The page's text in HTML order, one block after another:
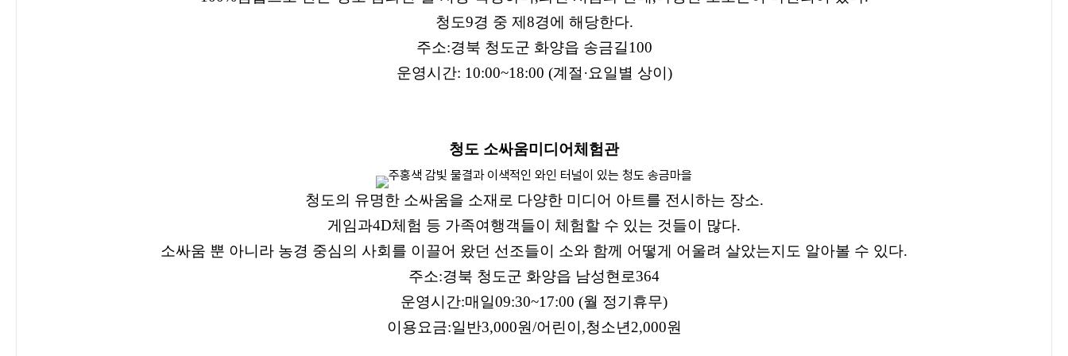
청도9경 중 제 8경에 해당한다.
주소:경북 청도군 화양읍 송금길100
운영시간: 10:00~18:00 (계절 ·요일별 상이 )
청도 소싸움미디어체험관
청도의 유명한 소싸움을 소재로 다양한 미디어 아트를 전시하는 장소.
게임과4D체험 등 가족여행객들이 체험할 수 있는 것들이 많다.
소싸움 뿐 아니라 농경 중심의 사회를 이끌어 왔던 선조들이 소와 함께 어떻게 어울려 살았는지도 알아볼 수 있다.
주소:경북 청도군 화양읍 남성현로364
운영시간:매일09:30~17:00 (월 정기휴무)
이용요금:일반3,000원/어린이 ,청소년 2,000원